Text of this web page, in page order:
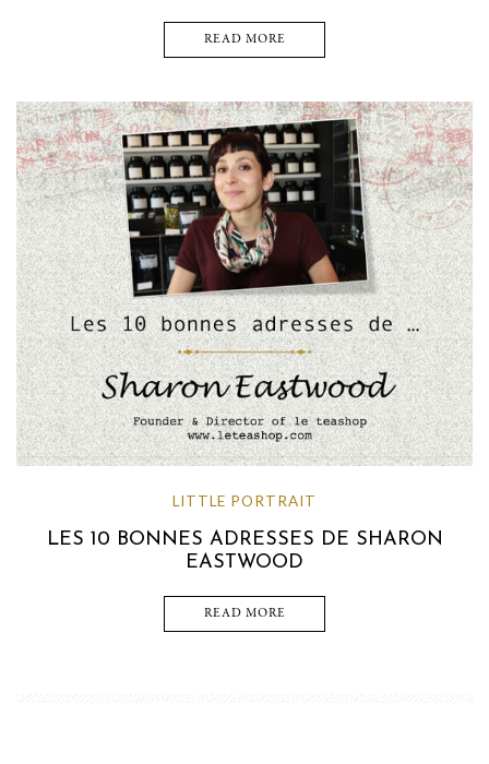
READ MORE
LITTLE PORTRAIT
LES 10 BONNES ADRESSES DE SHARON
EASTWOOD
READ MORE